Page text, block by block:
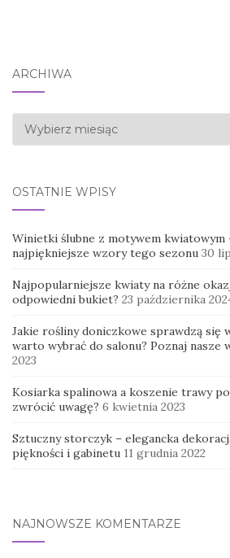
ARCHIWA
Archiwa
OSTATNIE WPISY
Winietki ślubne z motywem kwiatowym
najpiękniejsze wzory tego sezonu 30
Najpopularniejsze kwiaty na różne
odpowiedni bukiet? 23 października
Jakie rośliny doniczkowe sprawdzą się
warto wybrać do salonu? Poznaj nasze
2023
Kosiarka spalinowa a koszenie trawy
zwrócić uwagę? 6 kwietnia 2023
Sztuczny storczyk – elegancka
piękności i gabinetu 11 grudnia 2022
NAJNOWSZE KOMENTARZE